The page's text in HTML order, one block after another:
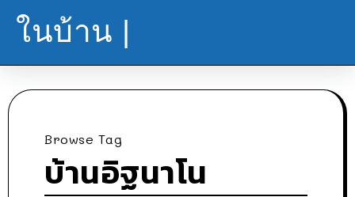
ในบ้าน |
Browse Tag
บ้านอิฐนาโน